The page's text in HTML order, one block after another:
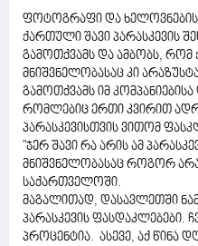
ფოტოგრაფი და ხელოვნების
ქართული შავი პარასკევის
გამოთქვამს და ამბობს, რომ
მნიშვნელობასაც კი
გამოთქვამს იმ
რომლებიც ერთი კვირით
პარასკევისთვის ვითომ
"ჯერ შავი რა არის ამ
მნიშვნელობასაც როგორ
საქართველოში.
მაგალითად, დასავლეთში
პარასკევის ფასდაკლებები.
პროცენტია. ასევე, აქ წინა